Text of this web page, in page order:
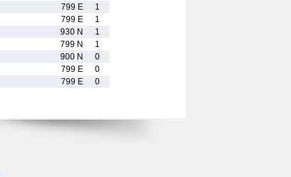
799 E
1
799 E
1
930 N
1
799 N
1
900 N
0
799 E
0
799 E
0